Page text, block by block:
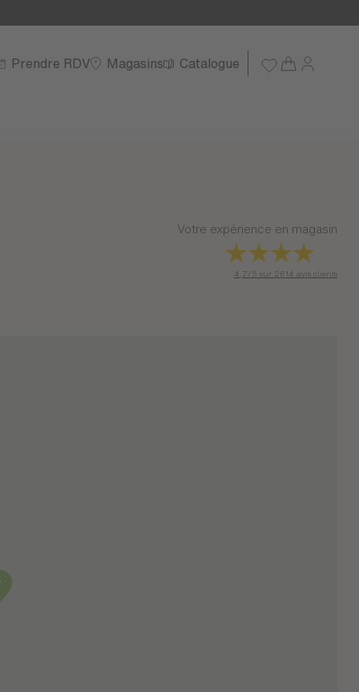
Prendre RDV Magasins Catalogue
Votre expérience en magasin
4,7/5 sur 2614 avis clients